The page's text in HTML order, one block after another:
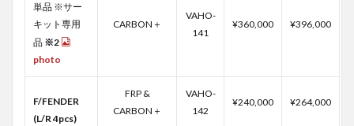
単品 ※サー
キット専用
品 ※2
photo
CARBON＋
VAHO-
141
¥360,000 ¥396,000
F/FENDER
(L/R 4pcs)
FRP &
CARBON＋
VAHO-
142
¥240,000 ¥264,000